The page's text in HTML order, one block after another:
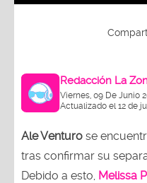
Redacción La
Viernes, 09 De Junio
Actualizado el 12 de
Ale Venturo se
tras confirmar su
Debido a esto, Melissa